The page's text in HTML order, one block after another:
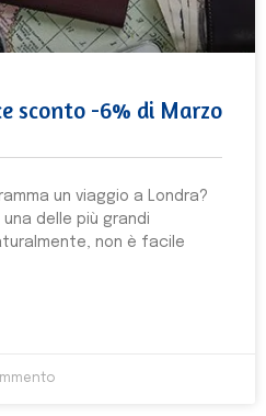
sconto -6% di Marzo
un viaggio a Londra?
delle più grandi
non è facile